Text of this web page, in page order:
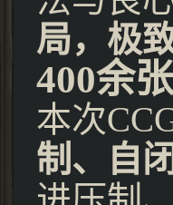
局，极
400余
本次
制、自